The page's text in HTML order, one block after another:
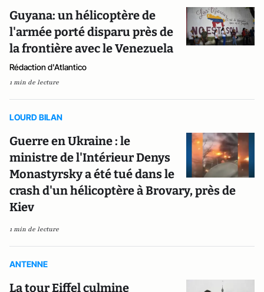
Guyana: un hélicoptère de
l'armée porté disparu près de
la frontière avec le Venezuela
Rédaction d'Atlantico
1 min de lecture
LOURD BILAN
Guerre en Ukraine : le
ministre de l'Intérieur Denys
Monastyrsky a été tué dans le
crash d'un hélicoptère à Brovary, près de
Kiev
1 min de lecture
ANTENNE
La tour Eiffel culmine